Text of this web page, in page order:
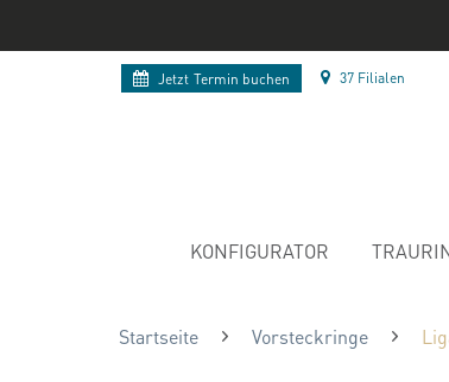
Jetzt Termin buchen 37 Filialen
KONFIGURATOR
Startseite Vorsteckringe